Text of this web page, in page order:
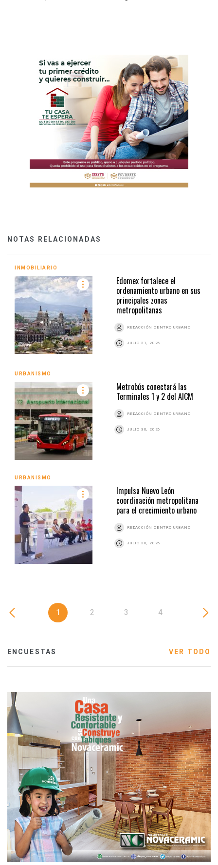
NOTAS RELACIONADAS
INMOBILIARIO
Edomex fortalece el
ordenamiento urbano en sus
principales zonas
metropolitanas
REDACCIÓN CENTRO URBANO
JULIO 31, 2026
URBANISMO
Metrobús conectará las
Terminales 1 y 2 del AICM
REDACCIÓN CENTRO URBANO
JULIO 30, 2026
URBANISMO
Impulsa Nuevo León
coordinación metropolitana
para el crecimiento urbano
REDACCIÓN CENTRO URBANO
JULIO 30, 2026
1 2 3 4
ENCUESTAS VER TODO